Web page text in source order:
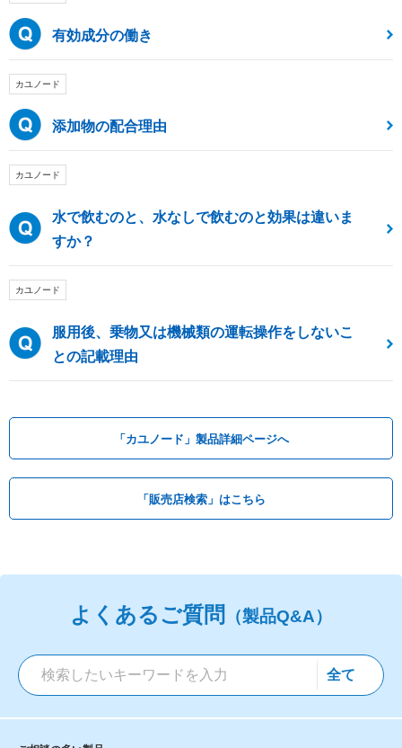
有効成分の働き
カユノード
添加物の配合理由
カユノード
水で飲むのと、水なしで飲むのと効果は違いま
すか？
カユノード
服用後、乗物又は機械類の運転操作をしないこ
との記載理由
「カユノード」製品詳細ページへ
「販売店検索」はこちら
よくあるご質問 （製品Q&A）